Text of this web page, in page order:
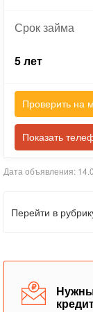
Срокзайма
5 лет
Проверить на
Показать
Дата объявления:
Перейти в